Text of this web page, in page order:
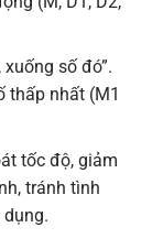
số đó”.
thấp nhất (M1
tốc độ, giảm
tránh tình